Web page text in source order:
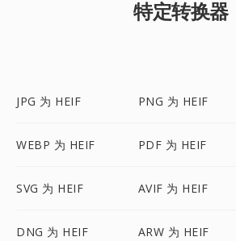
特定转换器
JPG 为 HEIF PNG 为 HEIF
WEBP 为 HEIF PDF 为 HEIF
SVG 为 HEIF AVIF 为 HEIF
DNG 为 HEIF ARW 为 HEIF